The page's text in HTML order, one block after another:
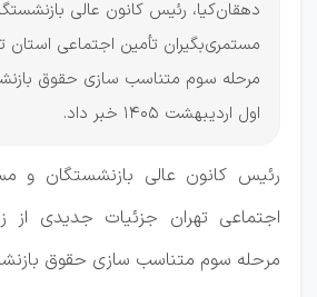
دهقان‌کیا، رئیس کانون عالی
مستمری‌بگیران تأمین اجتماعی استان
مرحله سوم متناسب سازی حقوق
اول اردیبهشت 1405 خبر داد.
رئیس کانون عالی بازنشستگان و
اجتماعی تهران جزئیات جدیدی از
مرحله سوم متناسب سازی حقوق